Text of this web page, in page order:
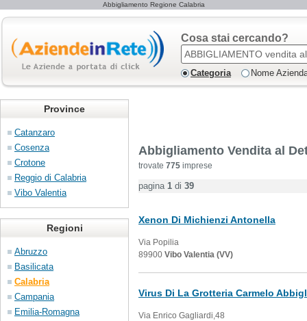
Abbigliamento Regione Calabria
Cosa stai cercando?
Categoria Nome
Province
Catanzaro
Cosenza
Crotone
Reggio di Calabria
Vibo Valentia
Regioni
Abruzzo
Basilicata
Calabria
Campania
Emilia-Romagna
Abbigliamento Vendita al
trovate 775 imprese
pagina 1 di 39
Xenon Di Michienzi Antonella
Via Popilia
89900 Vibo Valentia (VV)
Virus Di La Grotteria Carmelo
Via Enrico Gagliardi,48